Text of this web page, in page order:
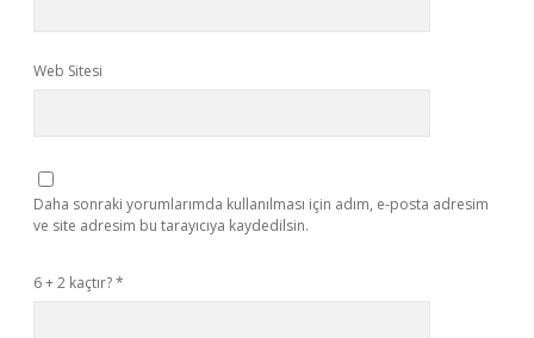
Web Sitesi
Daha sonraki yorumlarımda kullanılması için adım, e-posta adresim
ve site adresim bu tarayıcıya kaydedilsin.
6 + 2 kaçtır?*